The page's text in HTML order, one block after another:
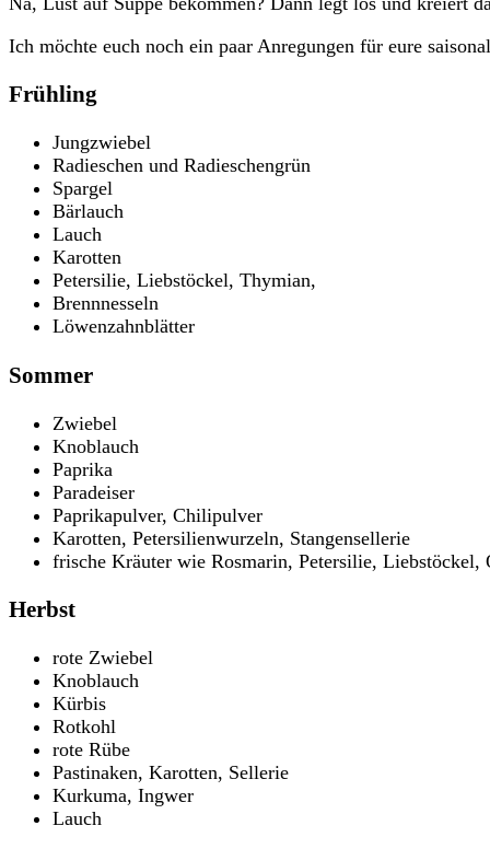
Ich möchte euch noch ein paar Anregungen für eure
Frühling
Jungzwiebel
Radieschen und Radieschengrün
Spargel
Bärlauch
Lauch
Karotten
Petersilie, Liebstöckel, Thymian,
Brennnesseln
Löwenzahnblätter
Sommer
Zwiebel
Knoblauch
Paprika
Paradeiser
Paprikapulver, Chilipulver
Karotten, Petersilienwurzeln, Stangensellerie
frische Kräuter wie Rosmarin, Petersilie, Liebstöckel,
Herbst
rote Zwiebel
Knoblauch
Kürbis
Rotkohl
rote Rübe
Pastinaken, Karotten, Sellerie
Kurkuma, Ingwer
Lauch